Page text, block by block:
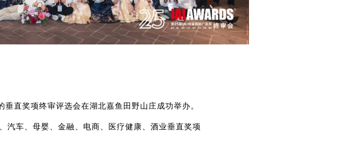
直奖项终审评选会在湖北嘉鱼田野山庄成功举办。
车、母婴、金融、电商、医疗健康、酒业垂直奖项